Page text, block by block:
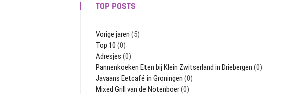
TOP POSTS
Vorige jaren (5)
Top 10 (0)
Adresjes (0)
Pannenkoeken Eten bij Klein Zwitserland in Driebergen (0)
Javaans Eetcafé in Groningen (0)
Mixed Grill van de Notenboer(0)